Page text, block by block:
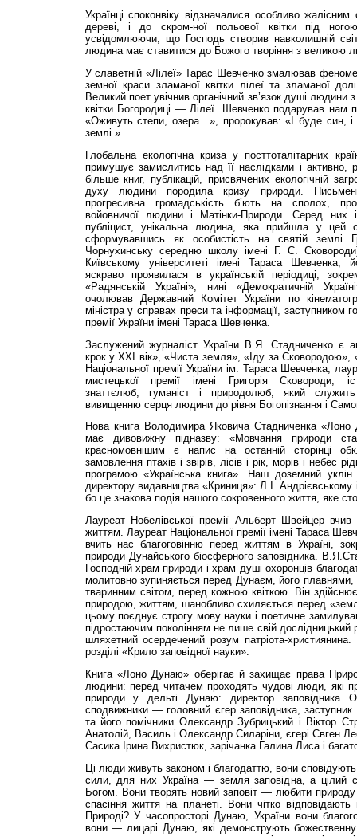
Українці споконвіку відзначалися особливо
дереві, і до скром-ної польової квітки під
усвідомлюючи, що Господь створив навколишній
людина має ставитися до Божого творіння з великою
У славетній «Лілеї» Тарас Шевченко змалював
земної краси зламаної квітки лілеї та зламаної
Великий поет увічнив органічний зв’язок душі людини
квітки Богородиці — Лілеї. Шевченко подарував нам
«Оживуть степи, озера…», пророкував: «І буде син,
землі.»
Глобальна екологічна криза у посттоталітарних
примушує замислитись над її наслідками і активно,
більше книг, публікацій, присвячених екологічній
духу людини породила кризу природи.
прогресивна громадськість б’ють на сполох,
войовничої людини і Матінки-Природи. Серед них
публіцист, унікальна людина, яка прийшла у цей
сформувавшись як особистість на святій землі
Чорнухинську середню школу імені Г. С.
Київському університеті імені Тараса Шевченка,
яскраво проявилася в українській періодиці,
«Радянській Україні», нині «Демократичній
очолював Державний Комітет України по
міністра у справах преси та інформації, заступником
премії України імені Тараса Шевченка.
Заслужений журналіст України В.Я. Стадниченко є
крок у XXI вік», «Чиста земля», «Іду за
Національної премії України ім. Тараса Шевченка,
мистецької премії імені Григорія Сковороди,
знаттєлюб, гуманіст і природолюб, який
вивищенню серця людини до рівня Богопізнання і
Нова книга Володимира Яковича Стадниченка
має дивовижну підназву: «Мовчання природи
красномовнішим є напис на останній сторінці
замовлення птахів і звірів, лісів і рік, морів і небес
програмою «Українська книга». Наш доземний
директору видавництва «Криниця»: Л.І.
бо це знакова подія нашого сокровенного життя, яке
Лауреат Нобелівської премії Альберт Швейцер
життям. Лауреат Національної премії імені Тараса
вчить нас благоговінню перед життям в Україні,
природи Дунайського біосферного заповідника.
Господній храм природи і храм душі охоронців
молитовно зупиняється перед Дунаєм, його
тваринним світом, перед кожною квіткою. Він
природою, життям, шанобливо схиляється перед
цьому поєднує строгу мову науки і поетичне
підростаючим поколінням не лише свій
шляхетний осердечений розум патріота-
розділі «Крило заповідної науки».
Книга «Лоно Дунаю» оберігає й захищає права
людини: перед читачем проходять чудові люди, які
природи у дельті Дунаю: директор заповідника
сподвижники — головний єгер заповідника,
та його помічники Олександр Зубрицький і Віктор
Анатолій, Василь і Олександр Силаріни, єгері Євген
Сасика Ірина Вихристюк, зарічанка Галина Лиса і
Ці люди живуть законом і благодаттю, вони
сили, для них Україна — земля заповідна, а цілий
Богом. Вони творять новий заповіт — любити
спасіння життя на планеті. Вони чітко
Природі? У часопросторі Дунаю, України вони
вони — лицарі Дунаю, які демонструють